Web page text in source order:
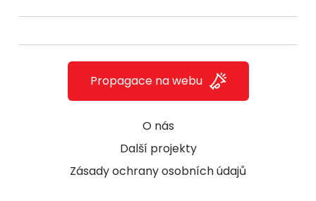
O nás
Další projekty
Zásady ochrany osobních údajů
Propagace na webu